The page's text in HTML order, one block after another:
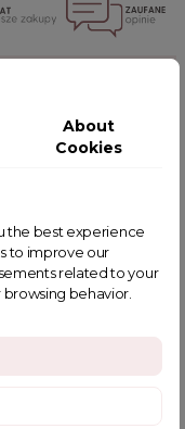
LIKE
About
Cookies
the best experience
to improve our
related to your
behavior.